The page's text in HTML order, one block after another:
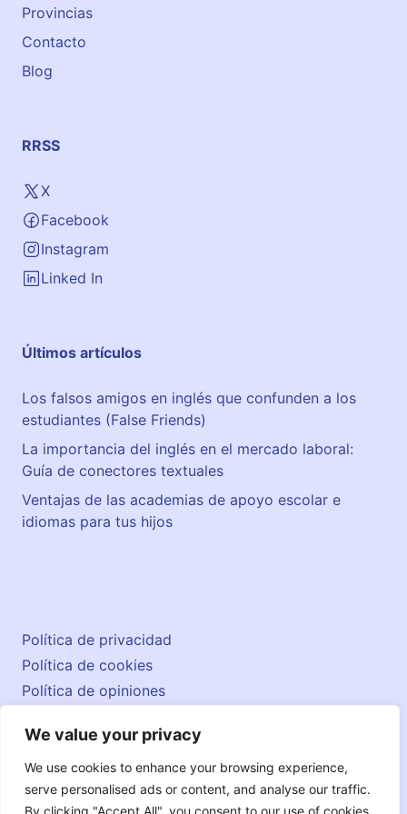
We value your privacy
We use cookies to enhance your browsing experience,
serve personalised ads or content, and analyse our traffic.
By clicking "Accept All", you consent to our use of cookies.
Provincias
Contacto
Blog
RRSS
X
Facebook
Instagram
Linked In
Últimos artículos
Los falsos amigos en inglés que confunden a los
estudiantes (False Friends)
La importancia del inglés en el mercado laboral:
Guía de conectores textuales
Ventajas de las academias de apoyo escolar e
idiomas para tus hijos
© 2026 englishatlas.es
Política de privacidad
Política de cookies
Política de opiniones
Contacto